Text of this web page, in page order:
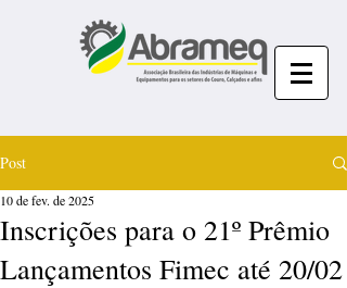
Post
Inscrições para o 21º Prêmio
Lançamentos Fimec até 20/02
10 de fev. de 2025